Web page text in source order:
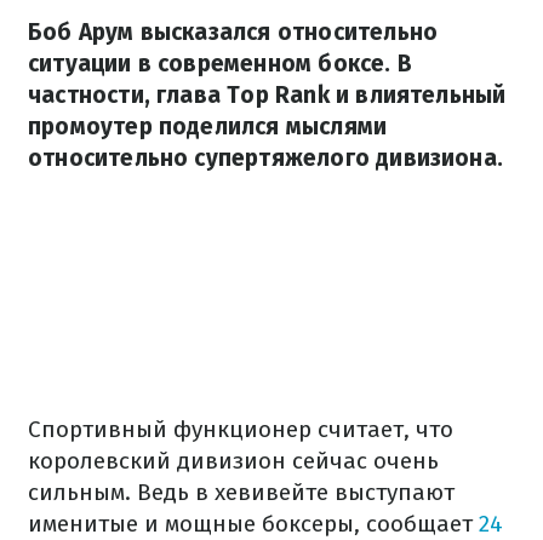
Боб Арум высказался относительно
ситуации в современном боксе. В
частности, глава Top Rank и влиятельный
промоутер поделился мыслями
относительно супертяжелого дивизиона.
Спортивный функционер считает, что
королевский дивизион сейчас очень
сильным. Ведь в хевивейте выступают
именитые и мощные боксеры, сообщает24